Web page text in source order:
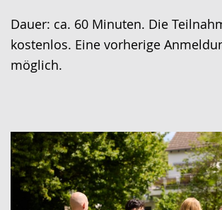
Dauer: ca. 60 Minuten. Die
kostenlos. Eine vorherige
möglich.